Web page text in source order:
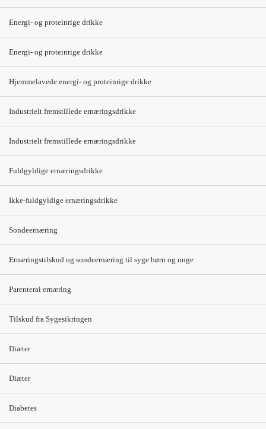
Energi- og proteinrige drikke
Energi- og proteinrige drikke
Hjemmelavede energi- og proteinrige drikke
Industrielt fremstillede ernæringsdrikke
Industrielt fremstillede ernæringsdrikke
Fuldgyldige ernæringsdrikke
Ikke-fuldgyldige ernæringsdrikke
Sondeernæring
Ernæringstilskud og sondeernæring til syge børn og unge
Parenteral ernæring
Tilskud fra Sygesikringen
Diæter
Diæter
Diabetes
Havregryn, havrefras og mange andre
havreprodukter er ikke fremstillet af ren havre,
men indeholder gluten.
Astma-Allergi Danmark
Ref: Sundhedsstyrelsens pjece "Cøliaki og mad uden
gluten"
Er fagligt opdateret i 2018
Kontakt
Kost og Ernæringsforbundet
2300 København S